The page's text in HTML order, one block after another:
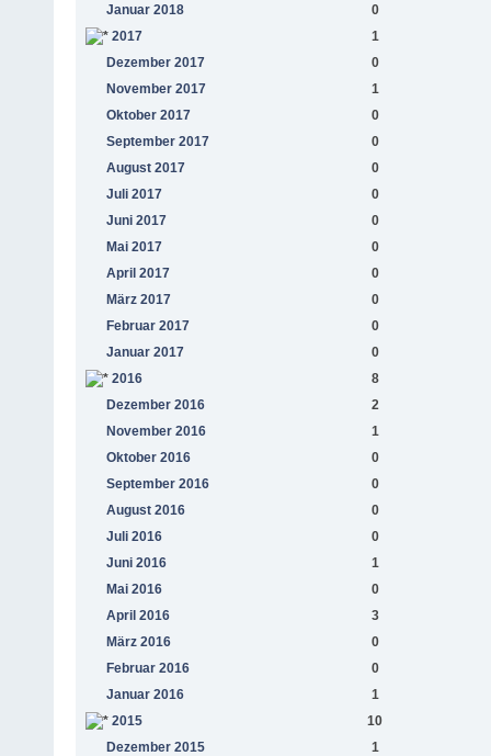
Januar 2018
0
2017
1
Dezember 2017
0
November 2017
1
Oktober 2017
0
September 2017
0
August 2017
0
Juli 2017
0
Juni 2017
0
Mai 2017
0
April 2017
0
März 2017
0
Februar 2017
0
Januar 2017
0
2016
8
Dezember 2016
2
November 2016
1
Oktober 2016
0
September 2016
0
August 2016
0
Juli 2016
0
Juni 2016
1
Mai 2016
0
April 2016
3
März 2016
0
Februar 2016
0
Januar 2016
1
2015
10
Dezember 2015
1